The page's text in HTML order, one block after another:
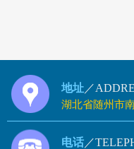
地址 ／
湖北省随州市
电话 ／